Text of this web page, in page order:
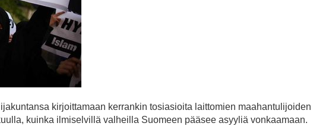
kirjoittamaan kerrankin tosiasioita laittomien maahantulijoiden
kuinka ilmiselvillä valheilla Suomeen pääsee asyyliä vonkaamaan.